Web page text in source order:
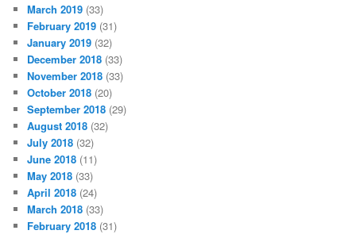
March 2019 (33)
February 2019 (31)
January 2019 (32)
December 2018 (33)
November 2018 (33)
October 2018 (20)
September 2018 (29)
August 2018 (32)
July 2018 (32)
June 2018 (11)
May 2018 (33)
April 2018 (24)
March 2018 (33)
February 2018 (31)